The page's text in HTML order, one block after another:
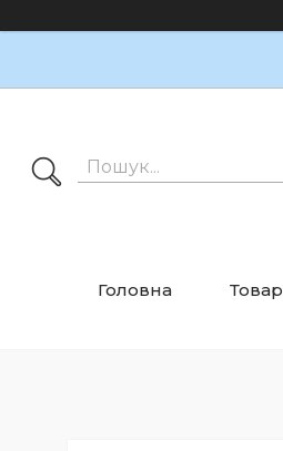
Головна